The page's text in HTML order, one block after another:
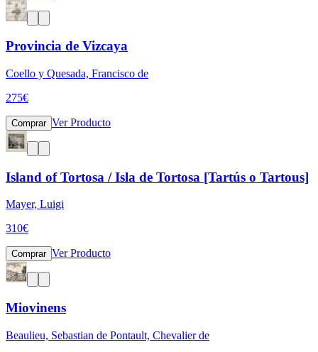
Provincia de Vizcaya
Coello y Quesada, Francisco de
275€
Comprar Ver Producto
Island of Tortosa / Isla de Tortosa [Tartús o Tartous]
Mayer, Luigi
310€
Comprar Ver Producto
Miovinens
Beaulieu, Sebastian de Pontault, Chevalier de